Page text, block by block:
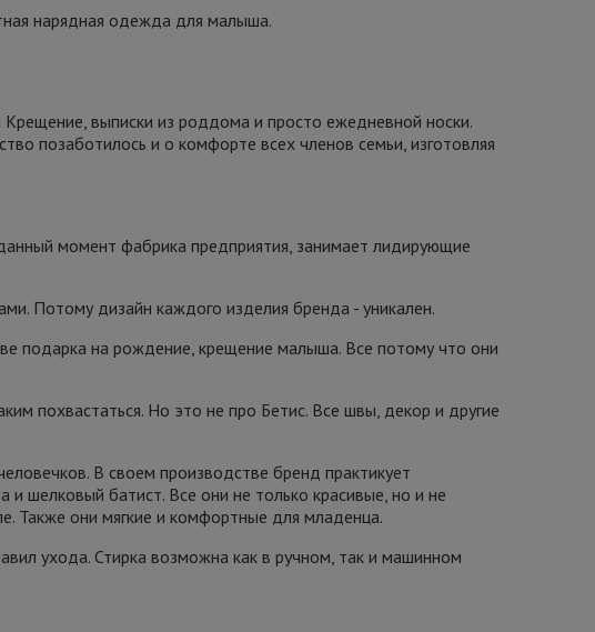
нарядная одежда для малыша.
выписки из роддома и просто ежедневной носки.
позаботилось и о комфорте всех членов семьи, изготовляя
момент фабрика предприятия, занимает лидирующие
Потому дизайн каждого изделия бренда - уникален.
подарка на рождение, крещение малыша. Все потому что они
похвастаться. Но это не про Бетис. Все швы, декор и другие
В своем производстве бренд практикует
и шелковый батист. Все они не только красивые, но и не
Также они мягкие и комфортные для младенца.
ухода. Стирка возможна как в ручном, так и машинном